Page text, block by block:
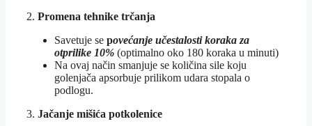
2. Promena tehnike trčanja
Savetuje se povećanje učestalosti koraka za
otprilike 10% (optimalno oko 180 koraka u minuti)
Na ovaj način smanjuje se količina sile koju
golenjača apsorbuje prilikom udara stopala o
podlogu.
3. Jačanje mišića potkolenice